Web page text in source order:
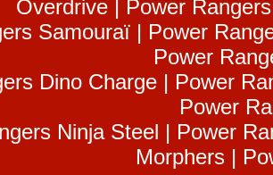
Overdrive | Power
Samouraï | Power
Power
Dino Charge | Power
Power
Ninja Steel | Power
Morphers |